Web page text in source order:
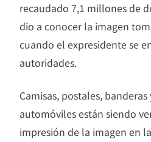
recaudado 7,1 millones de
dio a conocer la imagen
cuando el expresidente se
autoridades.
Camisas, postales,
automóviles están siendo
impresión de la imagen en